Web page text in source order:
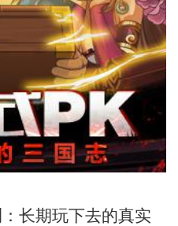
长期玩下去的真实